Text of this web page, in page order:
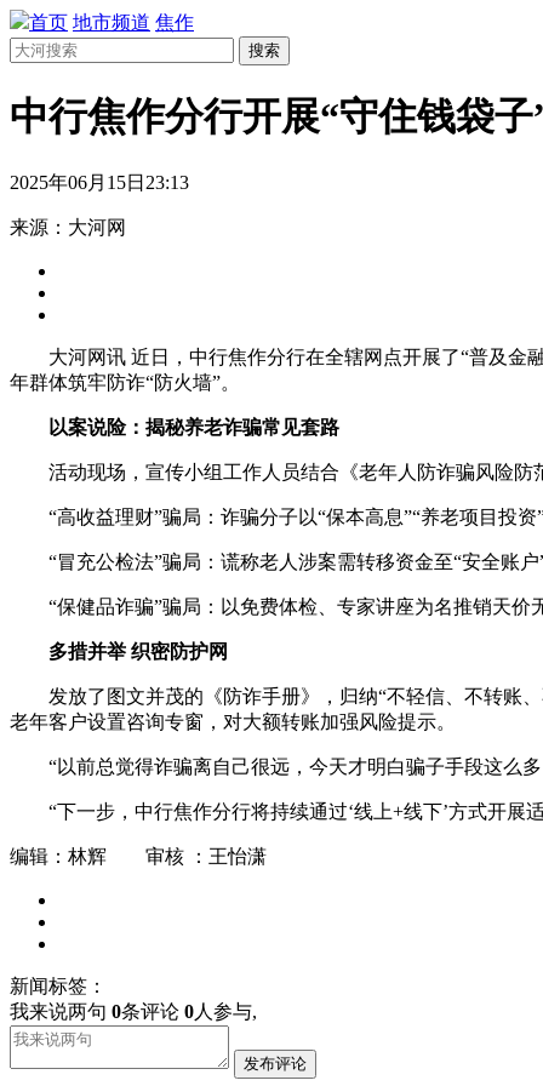
首页 地市频道 焦作
搜索
中行焦作分行开展“守住钱袋
2025年06月15日23:13
来源：大河网
大河网讯 近日，中行焦作分行在全辖网点开展了“普及
年群体筑牢防诈“防火墙”。
以案说险：揭秘养老诈骗常见套路
活动现场，宣传小组工作人员结合《老年人防诈骗风险
“高收益理财”骗局：诈骗分子以“保本高息”“养老项目投
“冒充公检法”骗局：谎称老人涉案需转移资金至“安全账
“保健品诈骗”骗局：以免费体检、专家讲座为名推销天
多措并举 织密防护网
发放了图文并茂的《防诈手册》，归纳“不轻信、不转账
老年客户设置咨询专窗，对大额转账加强风险提示。
“以前总觉得诈骗离自己很远，今天才明白骗子手段这么
“下一步，中行焦作分行将持续通过‘线上+线下’方式开
编辑：林辉 审核 ：王怡潇
新闻标签：
我来说两句 0条评论 0人参与,
发布评论